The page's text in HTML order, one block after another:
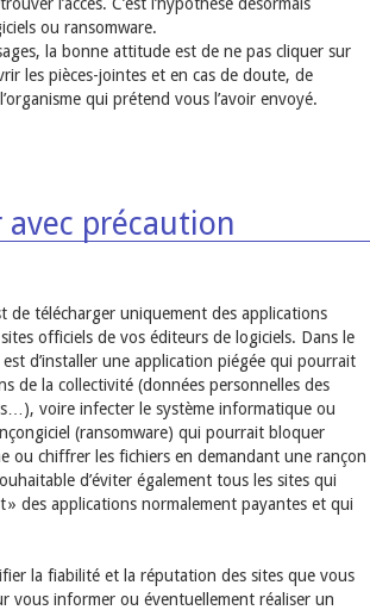
ou ransomware.
la bonne attitude est de ne pas cliquer sur
les pièces-jointes et en cas de doute, de
qui prétend vous l’avoir envoyé.
avec précaution
de télécharger uniquement des applications
officiels de vos éditeurs de logiciels. Dans le
d’installer une application piégée qui pourrait
de la collectivité (données personnelles des
voire infecter le système informatique ou
(ransomware) qui pourrait bloquer
ou chiffrer les fichiers en demandant une rançon
d’éviter également tous les sites qui
» des applications normalement payantes et qui
la fiabilité et la réputation des sites que vous
vous informer ou éventuellement réaliser un